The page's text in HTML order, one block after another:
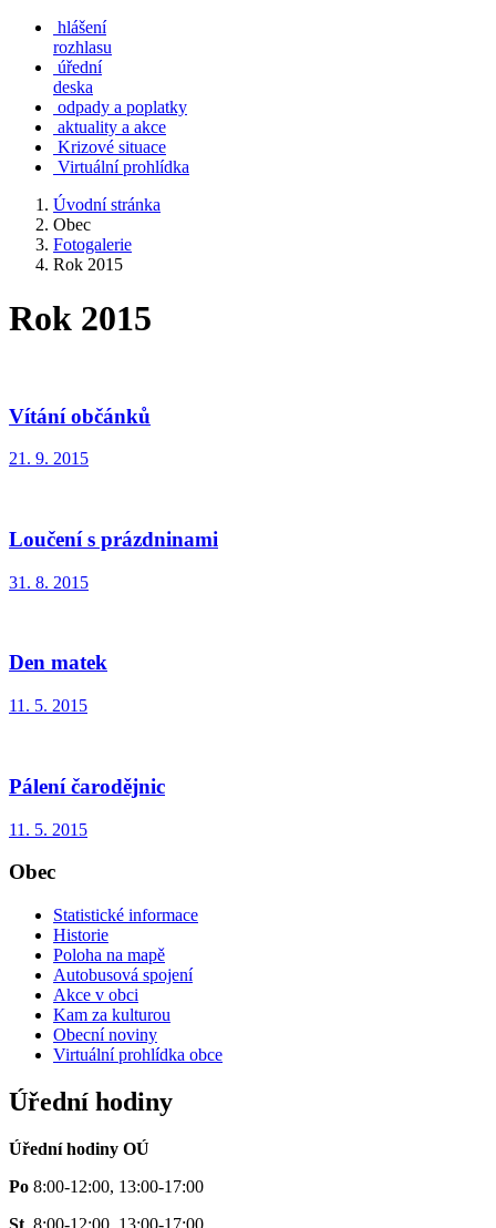
hlášení
rozhlasu
úřední
deska
odpady a poplatky
aktuality a akce
Krizové situace
Virtuální prohlídka
Úvodní stránka
Obec
Fotogalerie
Rok 2015
Rok 2015
Vítání občánků
21. 9. 2015
Loučení s prázdninami
31. 8. 2015
Den matek
11. 5. 2015
Pálení čarodějnic
11. 5. 2015
Obec
Statistické informace
Historie
Poloha na mapě
Autobusová spojení
Akce v obci
Kam za kulturou
Obecní noviny
Virtuální prohlídka obce
Úřední hodiny
Úřední hodiny OÚ
Po 8:00-12:00, 13:00-17:00
St 8:00-12:00, 13:00-17:00